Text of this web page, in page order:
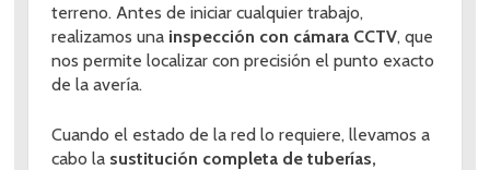
terreno. Antes de iniciar cualquier trabajo,
realizamos una inspección con cámara CCTV, que
nos permite localizar con precisión el punto exacto
de la avería.
Cuando el estado de la red lo requiere, llevamos a
cabo la sustitución completa de tuberías,